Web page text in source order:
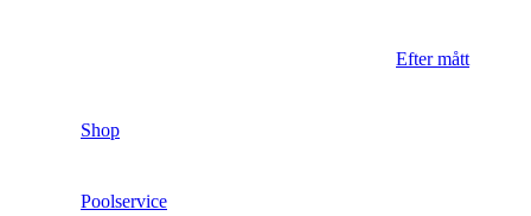
Efter mått
Shop
Poolservice